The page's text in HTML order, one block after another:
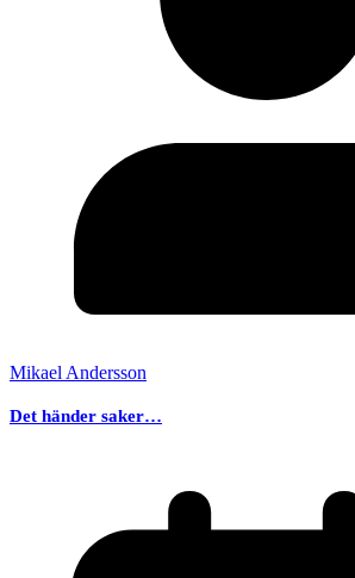
Mikael Andersson
Det händer saker…